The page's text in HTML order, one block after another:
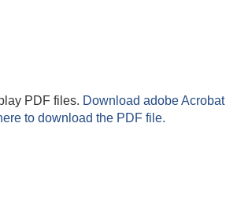
PDF files. Download adobe Acrobat
to download the PDF file.